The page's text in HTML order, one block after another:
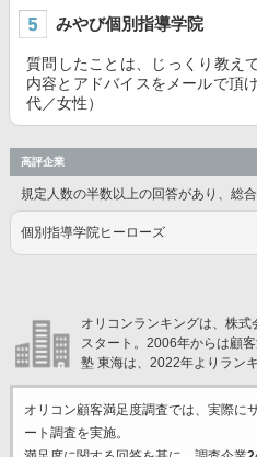
みやび個別指導学院
質問したことは、じっくり教え
内容とアドバイスをメールで頂
代／女性）
高評企業
規定人数の半数以上の回答があり、総
個別指導学院ヒーローズ
オリコンランキングは、株
スタート。2006年からは顧
塾 東海は、2022年よりラン
オリコン顧客満足度調査では、実際に
ート調査を実施。